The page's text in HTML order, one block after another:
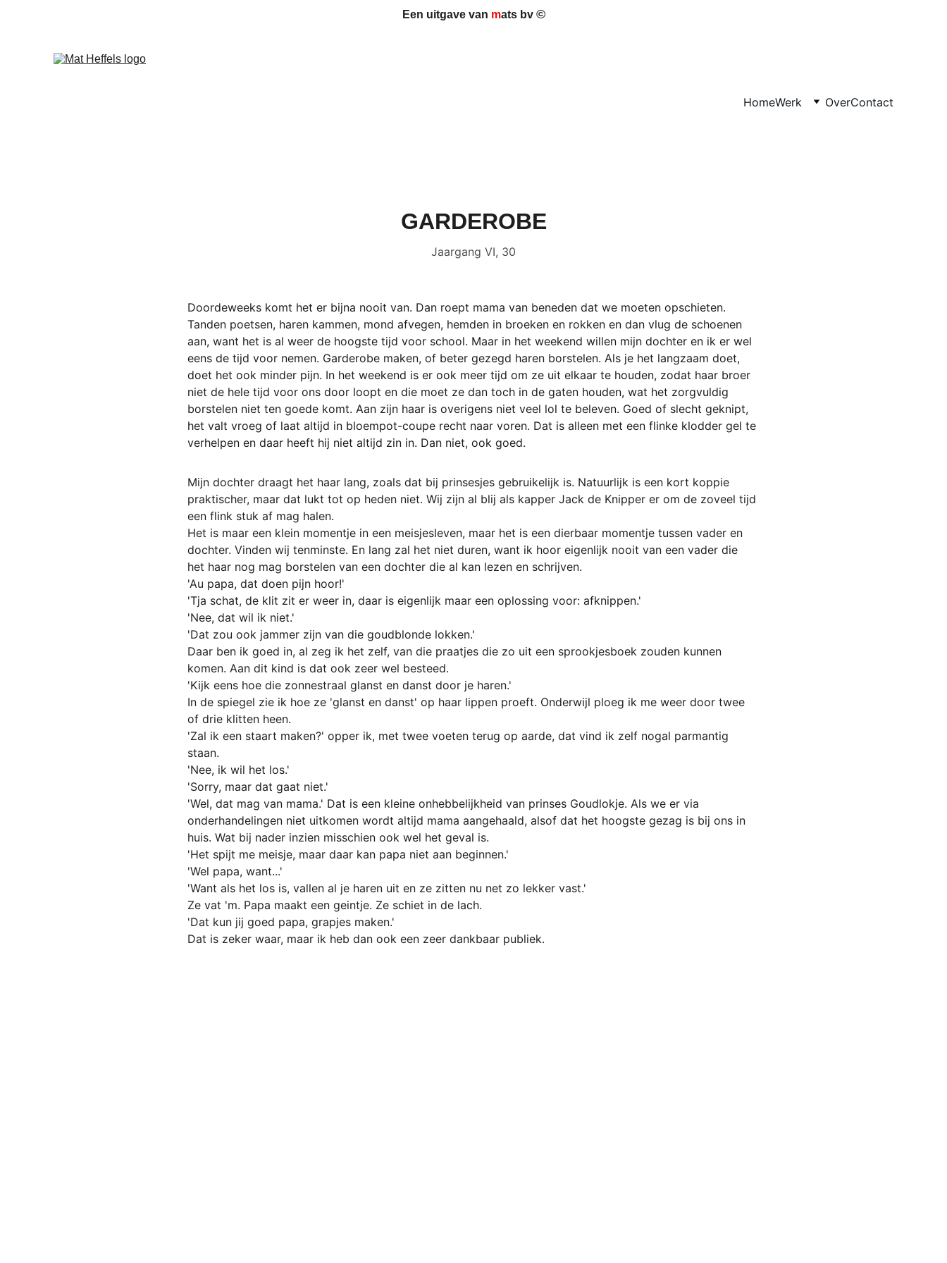
Een uitgave van mats bv ©
HomeWerk OverContact
GARDEROBE
Jaargang VI, 30
Doordeweeks komt het er bijna nooit van. Dan roept mama van beneden dat we moeten opschieten.
Tanden poetsen, haren kammen, mond afvegen, hemden in broeken en rokken en dan vlug de schoenen
aan, want het is al weer de hoogste tijd voor school. Maar in het weekend willen mijn dochter en ik er wel
eens de tijd voor nemen. Garderobe maken, of beter gezegd haren borstelen. Als je het langzaam doet,
doet het ook minder pijn. In het weekend is er ook meer tijd om ze uit elkaar te houden, zodat haar broer
niet de hele tijd voor ons door loopt en die moet ze dan toch in de gaten houden, wat het zorgvuldig
borstelen niet ten goede komt. Aan zijn haar is overigens niet veel lol te beleven. Goed of slecht geknipt,
het valt vroeg of laat altijd in bloempot-coupe recht naar voren. Dat is alleen met een flinke klodder gel te
verhelpen en daar heeft hij niet altijd zin in. Dan niet, ook goed.
Mijn dochter draagt het haar lang, zoals dat bij prinsesjes gebruikelijk is. Natuurlijk is een kort koppie
praktischer, maar dat lukt tot op heden niet. Wij zijn al blij als kapper Jack de Knipper er om de zoveel tijd
een flink stuk af mag halen.
Het is maar een klein momentje in een meisjesleven, maar het is een dierbaar momentje tussen vader en
dochter. Vinden wij tenminste. En lang zal het niet duren, want ik hoor eigenlijk nooit van een vader die
het haar nog mag borstelen van een dochter die al kan lezen en schrijven.
'Au papa, dat doen pijn hoor!'
'Tja schat, de klit zit er weer in, daar is eigenlijk maar een oplossing voor: afknippen.'
'Nee, dat wil ik niet.'
'Dat zou ook jammer zijn van die goudblonde lokken.'
Daar ben ik goed in, al zeg ik het zelf, van die praatjes die zo uit een sprookjesboek zouden kunnen
komen. Aan dit kind is dat ook zeer wel besteed.
'Kijk eens hoe die zonnestraal glanst en danst door je haren.'
In de spiegel zie ik hoe ze 'glanst en danst' op haar lippen proeft. Onderwijl ploeg ik me weer door twee
of drie klitten heen.
'Zal ik een staart maken?' opper ik, met twee voeten terug op aarde, dat vind ik zelf nogal parmantig
staan.
'Nee, ik wil het los.'
'Sorry, maar dat gaat niet.'
'Wel, dat mag van mama.' Dat is een kleine onhebbelijkheid van prinses Goudlokje. Als we er via
onderhandelingen niet uitkomen wordt altijd mama aangehaald, alsof dat het hoogste gezag is bij ons in
huis. Wat bij nader inzien misschien ook wel het geval is.
'Het spijt me meisje, maar daar kan papa niet aan beginnen.'
'Wel papa, want...'
'Want als het los is, vallen al je haren uit en ze zitten nu net zo lekker vast.'
Ze vat 'm. Papa maakt een geintje. Ze schiet in de lach.
'Dat kun jij goed papa, grapjes maken.'
Dat is zeker waar, maar ik heb dan ook een zeer dankbaar publiek.